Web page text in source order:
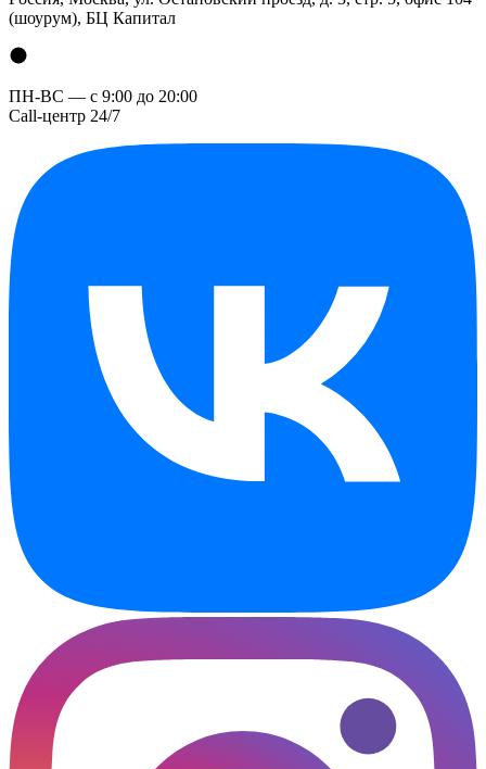
(шоурум), БЦ Капитал
ПН-ВС — с 9:00 до 20:00
Call-центр 24/7